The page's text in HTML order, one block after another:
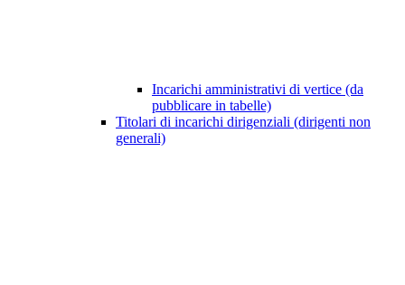
Incarichi amministrativi di vertice (da
pubblicare in tabelle)
Titolari di incarichi dirigenziali (dirigenti non
generali)